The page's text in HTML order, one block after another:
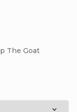
The Goat